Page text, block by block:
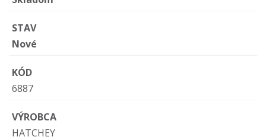
STAV
Nové
KÓD
6887
VÝROBCA
HATCHEY